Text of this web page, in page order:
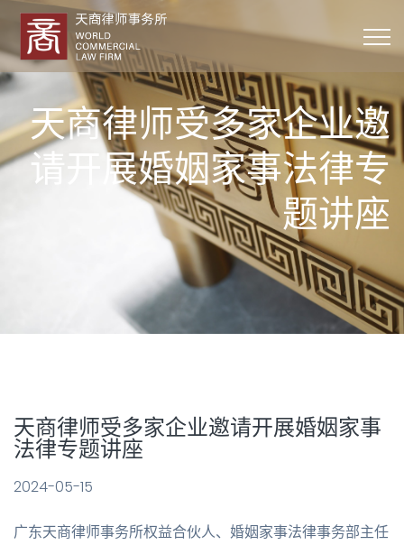
天商律师受多家企业邀
请开展婚姻家事法律专
题讲座
天商律师受多家企业邀请开展婚姻家事
法律专题讲座
2024-05-15
广东天商律师事务所权益合伙人、婚姻家事法律事务部主任